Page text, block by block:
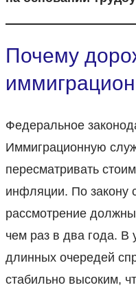
Почему
Федеральное
Иммиграционную
пересматривать
инфляции. По закону
рассмотрение
чем раз в два года. В
длинных очередей
стабильно высоким,